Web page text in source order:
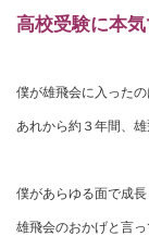
高校受験に本気
僕が雄飛会に入ったの
あれから約３年間、
僕があらゆる面で成
雄飛会のおかげと言っ